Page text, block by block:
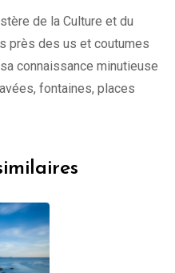
de la Culture et du
près des us et coutumes
connaissance minutieuse
fontaines, places